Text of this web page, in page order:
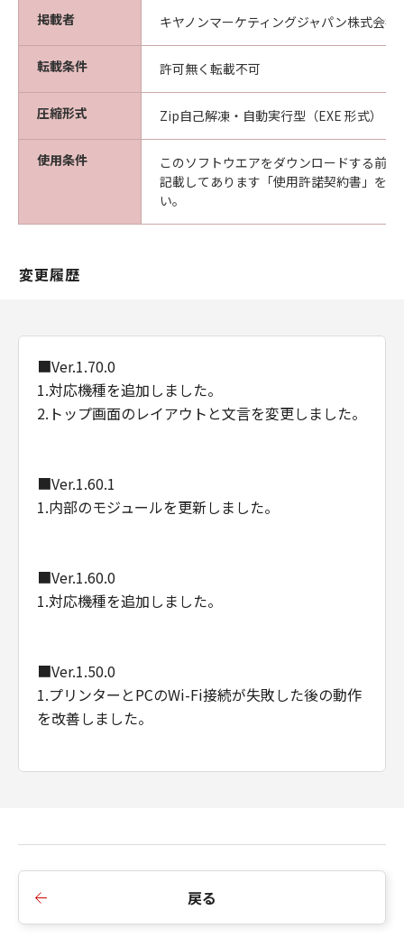
The Software is a "commercial item," as that
term is defined at 48 C.F.R. 2.101 (Oct 1995),
consisting of "commercial computer
software documentation," as such terms are
used in 48 C.F.R. 12.212 (Sept 1995).
Consistent with 48 C.F.R. 12.212 and 48 C.F.R.
227.7202-1 through 227.7202-4 (June 1995),
all U.S. Government End Users shall acquire
the Software with only those rights set forth
8501, Japan.
のとします。
以上
キヤノン株式会社
掲載者 キヤノンマーケティングジャパン株式会社
転載条件 許可無く転載不可
圧縮形式 Zip自己解凍・自動実行型（EXE 形式）
使用条件
このソフトウエアをダウンロードする前
記載してあります「使用許諾契約書」を
い。
変更履歴
■Ver.1.70.0
1.対応機種を追加しました。
2.トップ画面のレイアウトと文言を変更しました。
■Ver.1.60.1
1.内部のモジュールを更新しました。
■Ver.1.60.0
1.対応機種を追加しました。
■Ver.1.50.0
1.プリンターとPCのWi-Fi接続が失敗した後の動作
を改善しました。
■Ver.1.30.0
1.Wi-Fi暗号化方式がWPA3に対応しました。
戻る